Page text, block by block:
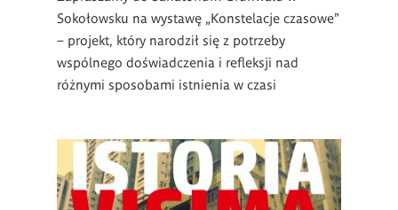
Sokołowsku na wystawę „Konstelacje czasowe”
– projekt, który narodził się z potrzeby
wspólnego doświadczenia i refleksji nad
różnymi sposobami istnienia w czasi